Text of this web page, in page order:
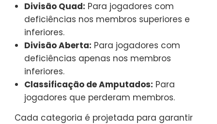
Divisão Quad: Para jogadores com
deficiências nos membros superiores e
inferiores.
Divisão Aberta: Para jogadores com
deficiências apenas nos membros
inferiores.
Classificação de Amputados: Para
jogadores que perderam membros.
Cada categoria é projetada para garantir